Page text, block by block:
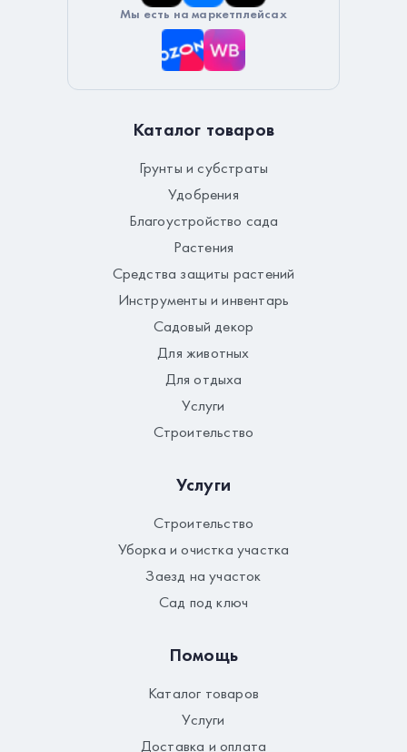
Мы есть на маркетплейсах
Каталог товаров
Грунты и субстраты
Удобрения
Благоустройство сада
Растения
Средства защиты растений
Инструменты и инвентарь
Садовый декор
Для животных
Для отдыха
Услуги
Строительство
Услуги
Строительство
Уборка и очистка участка
Заезд на участок
Сад под ключ
Помощь
Каталог товаров
Услуги
Доставка и оплата